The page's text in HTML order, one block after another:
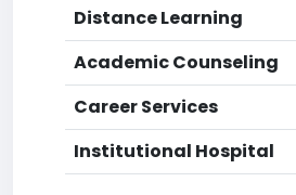
Distance Learning
Academic Counseling
Career Services
Institutional Hospital